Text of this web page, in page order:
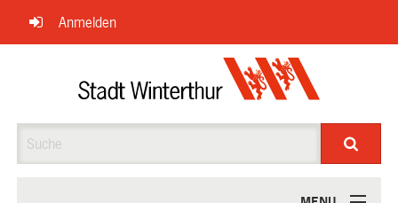
Navigation
überspringen
Anmelden